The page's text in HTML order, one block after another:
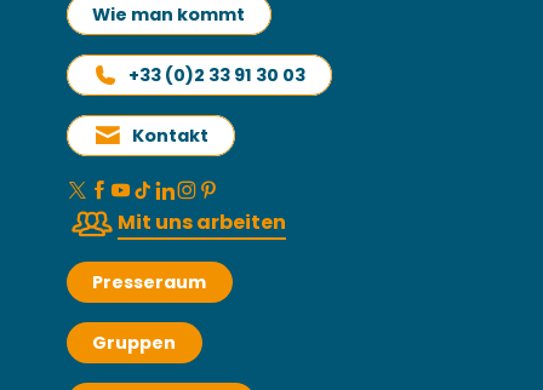
Wie man kommt
+33 (0)2 33 91 30 03
Kontakt
Mit uns arbeiten
Presseraum
Gruppen